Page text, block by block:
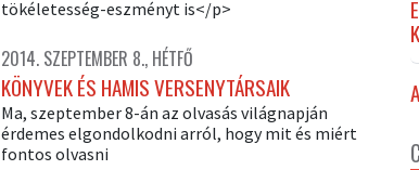
tökéletesség-eszményt is</p>
2014. SZEPTEMBER 8., HÉTFŐ
KÖNYVEK ÉS HAMIS VERSENYTÁRSAIK
Ma, szeptember 8-án az olvasás világnapján
érdemes elgondolkodni arról, hogy mit és miért
fontos olvasni